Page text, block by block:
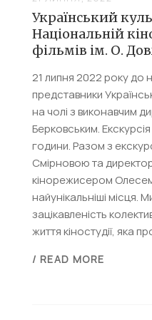
Український
Національній
фільмів ім. О.
21 липня 2022 року до
представники
на чолі з виконавчим
Берковським.
години. Разом з
Смірновою та
кінорежисером Олесем
найунікальніші місця.
зацікавленість
життя кіностудії, яка
/ READ MORE